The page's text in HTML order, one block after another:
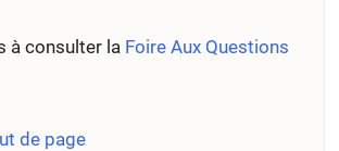
à consulter la Foire Aux Questions
de page